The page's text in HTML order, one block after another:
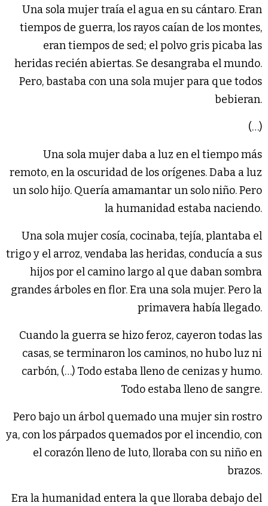
Una sola mujer traía el agua en su cántaro. Eran
tiempos de guerra, los rayos caían de los montes,
eran tiempos de sed; el polvo gris picaba las
heridas recién abiertas. Se desangraba el mundo.
Pero, bastaba con una sola mujer para que todos
bebieran.
(…)
Una sola mujer daba a luz en el tiempo más
remoto, en la oscuridad de los orígenes. Daba a luz
un solo hijo. Quería amamantar un solo niño. Pero
la humanidad estaba naciendo.
Una sola mujer cosía, cocinaba, tejía, plantaba el
trigo y el arroz, vendaba las heridas, conducía a sus
hijos por el camino largo al que daban sombra
grandes árboles en flor. Era una sola mujer. Pero la
primavera había llegado.
Cuando la guerra se hizo feroz, cayeron todas las
casas, se terminaron los caminos, no hubo luz ni
carbón, (…) Todo estaba lleno de cenizas y humo.
Todo estaba lleno de sangre.
Pero bajo un árbol quemado una mujer sin rostro
ya, con los párpados quemados por el incendio, con
el corazón lleno de luto, lloraba con su niño en
brazos.
Era la humanidad entera la que lloraba debajo del